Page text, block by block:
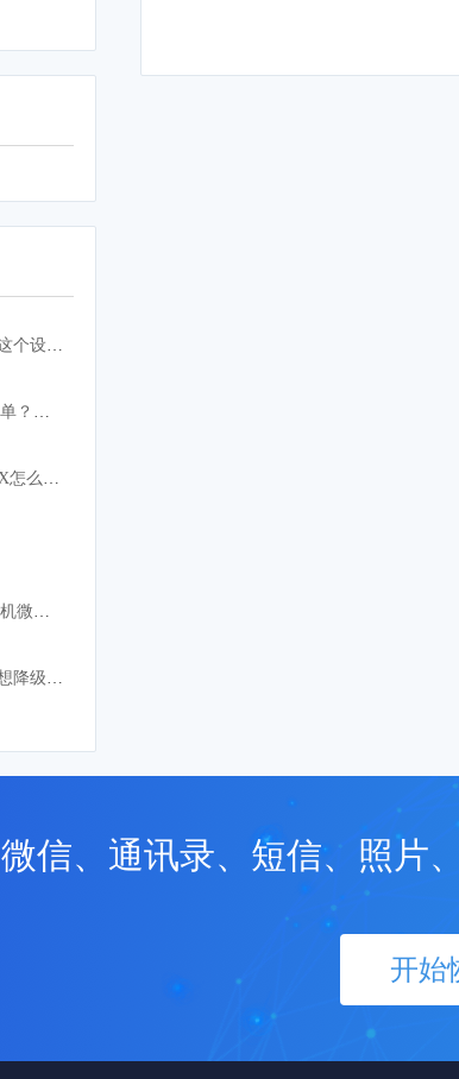
iPhone网速越来越慢？只要改一下这个设置，网速瞬间快到飞起！
如何恢复删除的微信聊天记录最简单？苹果恢复大师
iPhone X预约了吗？你知道iPhone X怎么读吗？
微信记录删除了怎么恢复？苹果手机微信聊天记录恢复教程
为什么大家都后悔升级到iOS 11而想降级到iOS 10
微信、通讯录、短信、照片
开始